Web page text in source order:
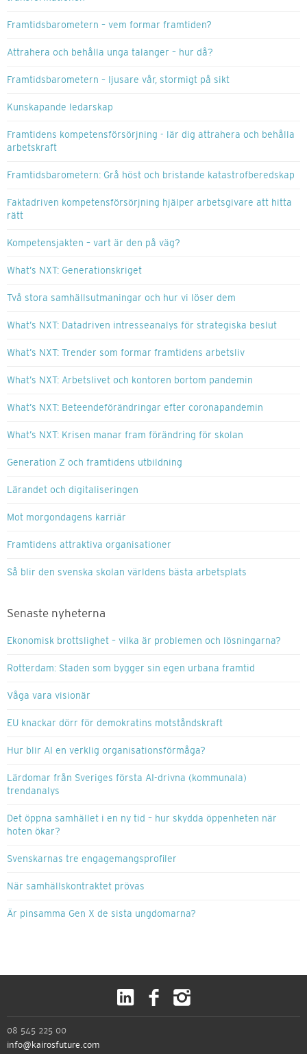
Framtidsbarometern – vem formar framtiden?
Attrahera och behålla unga talanger – hur då?
Framtidsbarometern – ljusare vår, stormigt på sikt
Kunskapande ledarskap
Framtidens kompetensförsörjning - lär dig attrahera och behålla
arbetskraft
Framtidsbarometern: Grå höst och bristande katastrofberedskap
Faktadriven kompetensförsörjning hjälper arbetsgivare att hitta
rätt
Kompetensjakten – vart är den på väg?
What’s NXT: Generationskriget
Två stora samhällsutmaningar och hur vi löser dem
What’s NXT: Datadriven intresseanalys för strategiska beslut
What’s NXT: Trender som formar framtidens arbetsliv
What’s NXT: Arbetslivet och kontoren bortom pandemin
What’s NXT: Beteendeförändringar efter coronapandemin
What’s NXT: Krisen manar fram förändring för skolan
Generation Z och framtidens utbildning
Lärandet och digitaliseringen
Mot morgondagens karriär
Framtidens attraktiva organisationer
Så blir den svenska skolan världens bästa arbetsplats
Senaste nyheterna
Ekonomisk brottslighet – vilka är problemen och lösningarna?
Rotterdam: Staden som bygger sin egen urbana framtid
Våga vara visionär
EU knackar dörr för demokratins motståndskraft
Hur blir AI en verklig organisationsförmåga?
Lärdomar från Sveriges första AI-drivna (kommunala)
trendanalys
Det öppna samhället i en ny tid – hur skydda öppenheten när
hoten ökar?
Svenskarnas tre engagemangsprofiler
När samhällskontraktet prövas
Är pinsamma Gen X de sista ungdomarna?
08 545 225 00
info@kairosfuture.com